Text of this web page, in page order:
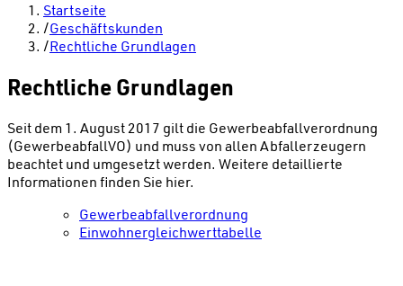
Startseite
/Geschäftskunden
/Rechtliche Grundlagen
Rechtliche Grundlagen
Seit dem 1. August 2017 gilt die Gewerbeabfallverordnung
(GewerbeabfallVO) und muss von allen Abfallerzeugern
beachtet und umgesetzt werden. Weitere detaillierte
Informationen finden Sie hier.
Gewerbeabfallverordnung
Einwohnergleichwerttabelle